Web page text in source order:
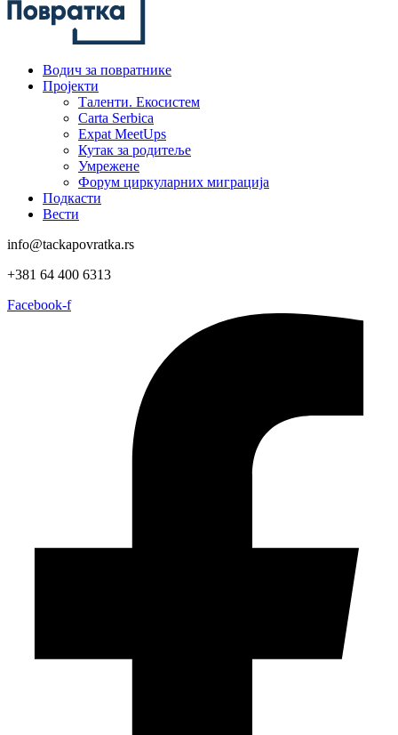
Водич за повратнике
Пројекти
Таленти. Екосистем
Carta Serbica
Expat MeetUps
Кутак за родитеље
Умрежене
Форум циркуларних миграција
Подкасти
Вести
info@tackapovratka.rs
+381 64 400 6313
Facebook-f